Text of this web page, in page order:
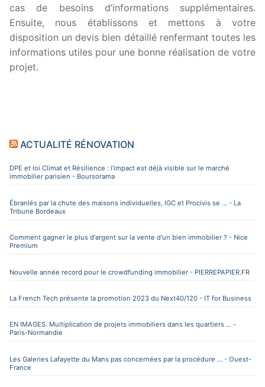
cas de besoins d’informations supplémentaires.
Ensuite, nous établissons et mettons à votre
disposition un devis bien détaillé renfermant toutes les
informations utiles pour une bonne réalisation de votre
projet.
ACTUALITÉ RÉNOVATION
DPE et loi Climat et Résilience : l’impact est déjà visible sur le marché
immobilier parisien - Boursorama
Ébranlés par la chute des maisons individuelles, IGC et Procivis se ... - La
Tribune Bordeaux
Comment gagner le plus d'argent sur la vente d'un bien immobilier ? - Nice
Premium
Nouvelle année record pour le crowdfunding immobilier - PIERREPAPIER.FR
La French Tech présente la promotion 2023 du Next40/120 - IT for Business
EN IMAGES. Multiplication de projets immobiliers dans les quartiers ... -
Paris-Normandie
Les Galeries Lafayette du Mans pas concernées par la procédure ... - Ouest-
France